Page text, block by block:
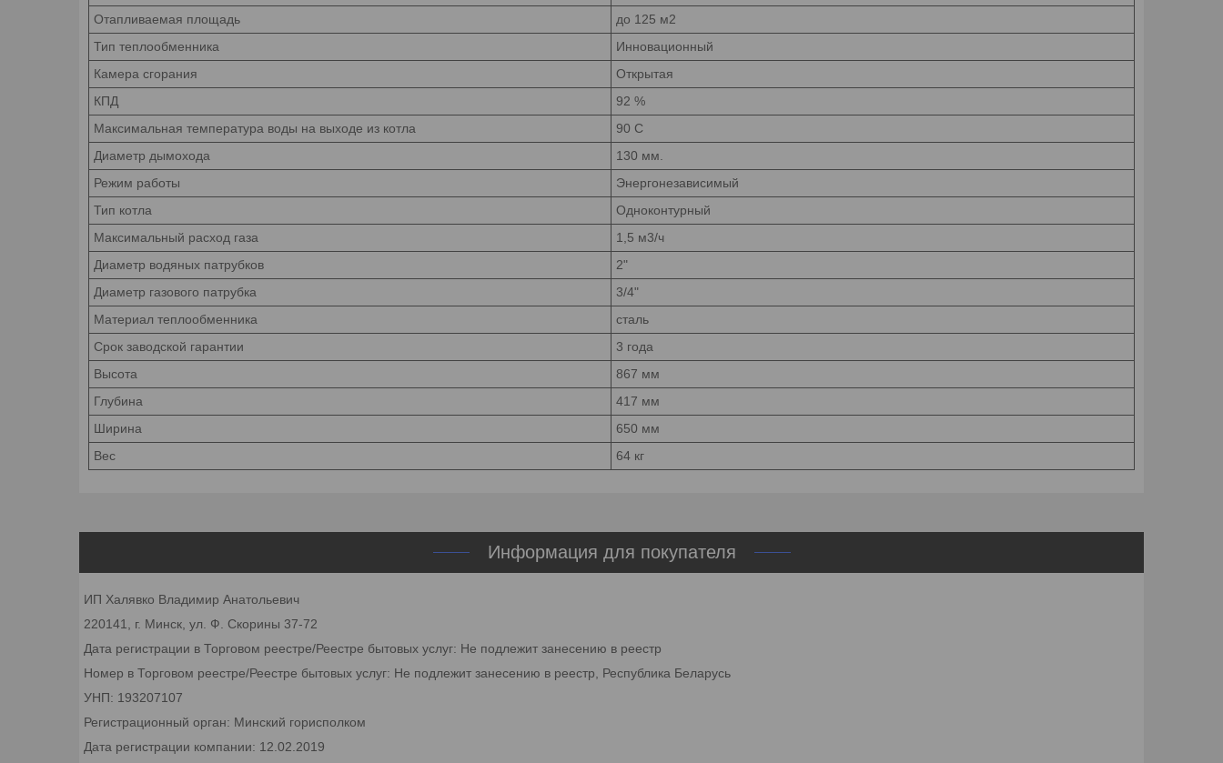
Отапливаемая площадь
до 125 м2
Тип теплообменника
Инновационный
Камера сгорания
Открытая
КПД
92 %
Максимальная температура воды на выходе из котла
90 С
Диаметр дымохода
130 мм.
Режим работы
Энергонезависимый
Тип котла
Одноконтурный
Максимальный расход газа
1,5 м3/ч
Диаметр водяных патрубков
2"
Диаметр газового патрубка
3/4"
Материал теплообменника
сталь
Срок заводской гарантии
3 года
Высота
867 мм
Глубина
417 мм
Ширина
650 мм
Вес
64 кг
Информация для покупателя
ИП Халявко Владимир Анатольевич
220141, г. Минск, ул. Ф. Скорины 37-72
Дата регистрации в Торговом реестре/Реестре бытовых услуг: Не подлежит занесению в реестр
Номер в Торговом реестре/Реестре бытовых услуг: Не подлежит занесению в реестр, Республика Беларусь
УНП: 193207107
Регистрационный орган: Минский горисполком
Дата регистрации компании: 12.02.2019